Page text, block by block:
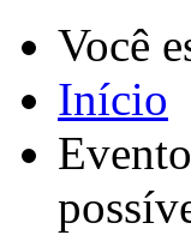
Você
Início